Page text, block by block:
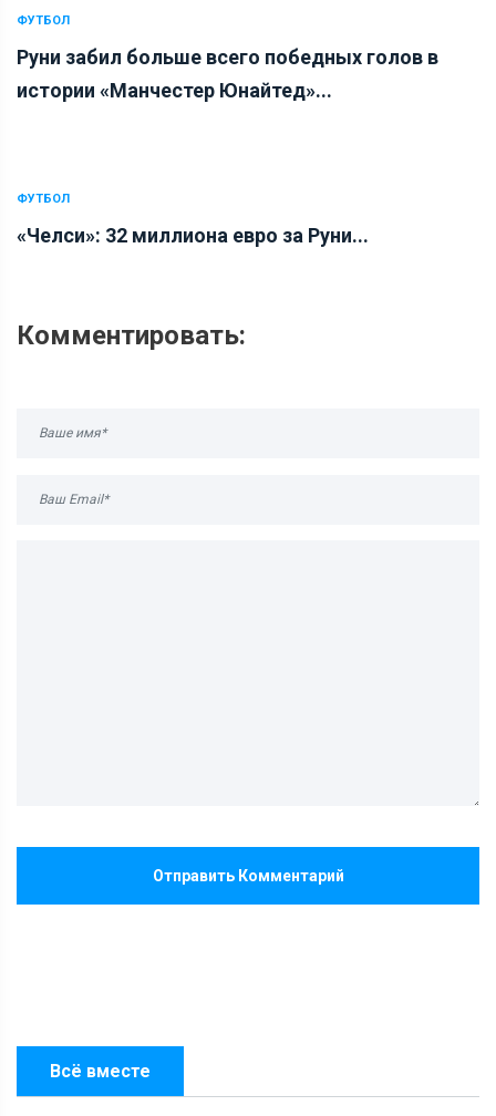
Всё вместе
ФУТБОЛ
Руни забил больше всего победных голов в
истории «Манчестер Юнайтед»...
ФУТБОЛ
«Челси»: 32 миллиона евро за Руни...
Комментировать:
Отправить Комментарий